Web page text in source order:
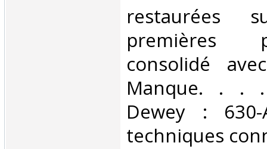
restaurées
premières
consolidé
Manque. . . .
Dewey :
techniques